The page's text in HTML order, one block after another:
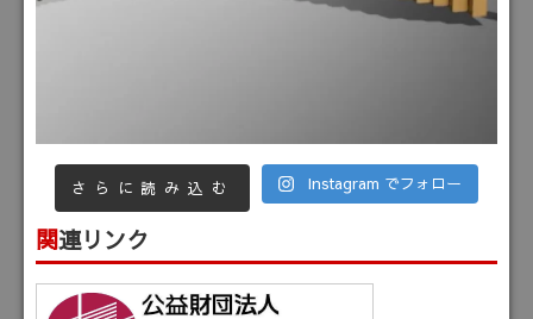
さらに読み込む Instagram でフォロー
関連リンク